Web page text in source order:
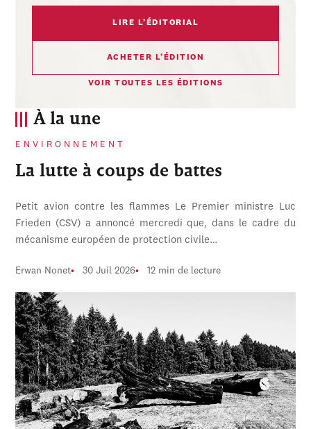
À la une
ENVIRONNEMENT
La lutte à coups de battes
Petit avion contre les flammes Le Premier ministre Luc
Frieden (CSV) a annoncé mercredi que, dans le cadre du
mécanisme européen de protection civile…
Erwan Nonet 30 Juil 2026 12 min de lecture
LIRE L’ÉDITORIAL
ACHETER L’ÉDITION
VOIR TOUTES LES ÉDITIONS